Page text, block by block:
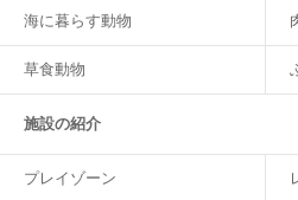
海に暮らす動物
草食動物
施設の紹介
プレイゾーン